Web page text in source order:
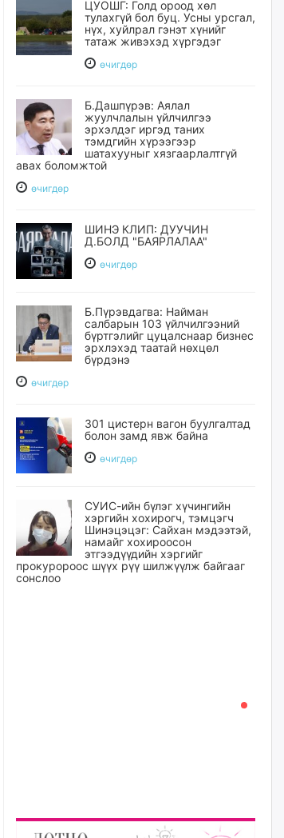
ЦУОШГ: Голд ороод хөл
тулахгүй бол буц. Усны урсгал,
нүх, хуйлрал гэнэт хүнийг
татаж живэхэд хүргэдэг
өчигдѳр
Б.Дашпүрэв: Аялал
жуулчлалын үйлчилгээ
эрхэлдэг иргэд таних
тэмдгийн хүрээгээр
шатахууныг хязгаарлалтгүй
авах боломжтой
өчигдѳр
ШИНЭ КЛИП: ДУУЧИН
Д.БОЛД "БАЯРЛАЛАА"
өчигдѳр
Б.Пүрэвдагва: Найман
салбарын 103 үйлчилгээний
бүртгэлийг цуцалснаар бизнес
эрхлэхэд таатай нөхцөл
бүрдэнэ
өчигдѳр
301 цистерн вагон буулгалтад
болон замд явж байна
өчигдѳр
СУИС-ийн бүлэг хүчингийн
хэргийн хохирогч, тэмцэгч
Шинэцэцэг: Сайхан мэдээтэй,
намайг хохироосон
этгээдүүдийн хэргийг
прокуророос шүүх рүү шилжүүлж байгааг
сонслоо